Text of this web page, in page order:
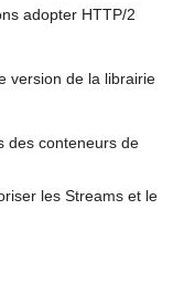
adopter HTTP/2
version de la librairie
des conteneurs de
les Streams et le